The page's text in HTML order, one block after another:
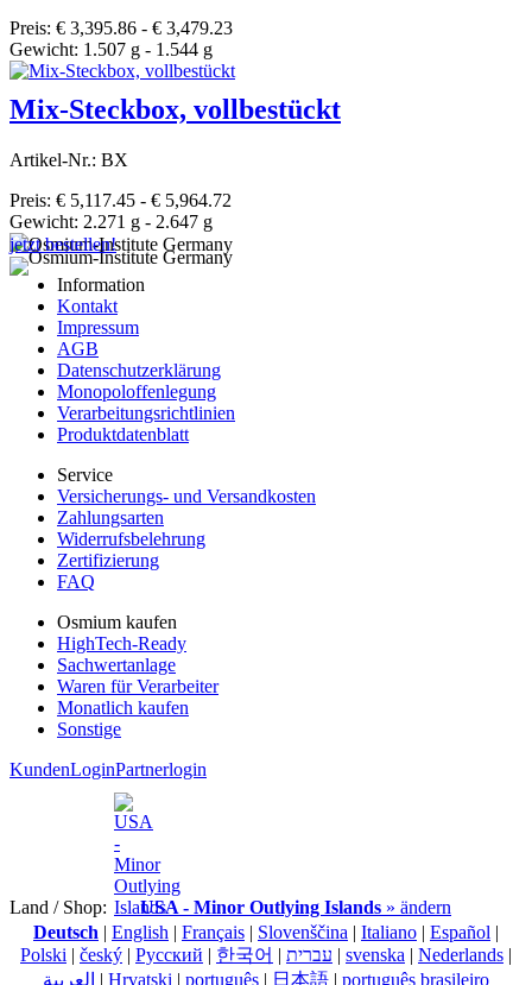
Preis: € 3,395.86 - € 3,479.23
Gewicht: 1.507 g - 1.544 g
Mix-Steckbox, vollbestückt
Artikel-Nr.: BX
Preis: € 5,117.45 - € 5,964.72
Gewicht: 2.271 g - 2.647 g
jetzt bestellen!
Information
Kontakt
Impressum
AGB
Datenschutzerklärung
Monopoloffenlegung
Verarbeitungsrichtlinien
Produktdatenblatt
Service
Versicherungs- und Versandkosten
Zahlungsarten
Widerrufsbelehrung
Zertifizierung
FAQ
Osmium kaufen
HighTech-Ready
Sachwertanlage
Waren für Verarbeiter
Monatlich kaufen
Sonstige
KundenLoginPartnerlogin
Land / Shop: USA - Minor Outlying Islands » ändern
Deutsch | English | Français | Slovenščina | Italiano | Español |
Polski | český | Pусский | 한국어 | עברית | svenska | Nederlands |
العربية | Hrvatski | português | 日本語 | português brasileiro